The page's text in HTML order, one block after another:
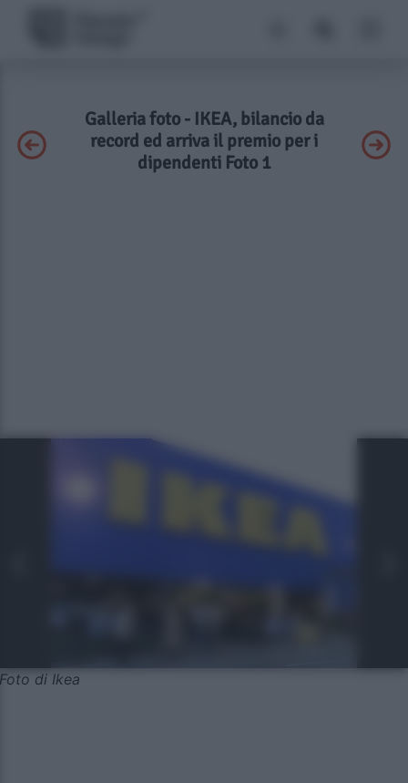
Galleria foto - IKEA, bilancio da
record ed arriva il premio per i
dipendenti Foto 1
Foto di Ikea